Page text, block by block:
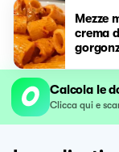
Mezze
crema
Calcola le
Clicca qui e